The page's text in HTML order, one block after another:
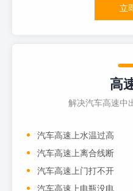
立
高
解决汽车高速中
汽车高速上水温过高
汽车高速上离合线断
汽车高速上门打不开
汽车高速上电瓶没电